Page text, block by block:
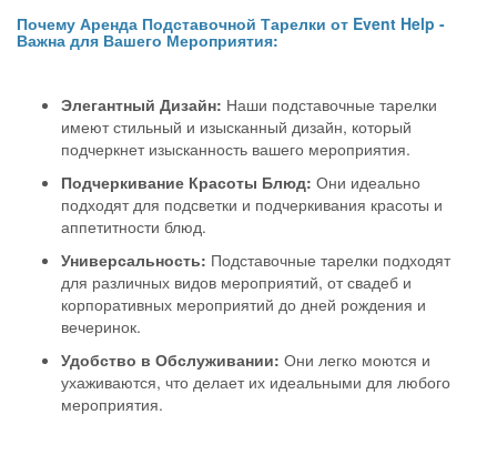
Почему Аренда Подставочной Тарелки от Event Help -
Важна для Вашего Мероприятия:
Элегантный Дизайн: Наши подставочные тарелки
имеют стильный и изысканный дизайн, который
подчеркнет изысканность вашего мероприятия.
Подчеркивание Красоты Блюд: Они идеально
подходят для подсветки и подчеркивания красоты и
аппетитности блюд.
Универсальность: Подставочные тарелки подходят
для различных видов мероприятий, от свадеб и
корпоративных мероприятий до дней рождения и
вечеринок.
Удобство в Обслуживании: Они легко моются и
ухаживаются, что делает их идеальными для любого
мероприятия.